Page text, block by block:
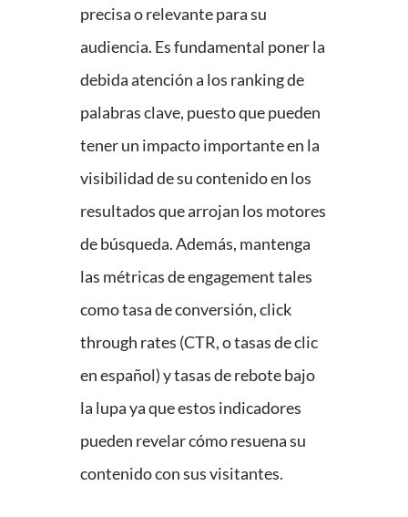
precisa o relevante para su
audiencia. Es fundamental poner la
debida atención a los ranking de
palabras clave, puesto que pueden
tener un impacto importante en la
visibilidad de su contenido en los
resultados que arrojan los motores
de búsqueda. Además, mantenga
las métricas de engagement tales
como tasa de conversión, click
through rates (CTR, o tasas de clic
en español) y tasas de rebote bajo
la lupa ya que estos indicadores
pueden revelar cómo resuena su
contenido con sus visitantes.